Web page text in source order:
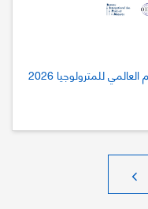
للمترولوجيا 2026